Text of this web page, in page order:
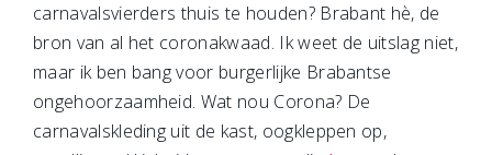
carnavalsvierders thuis te houden? Brabant hè, de
bron van al het coronakwaad. Ik weet de uitslag niet,
maar ik ben bang voor burgerlijke Brabantse
ongehoorzaamheid. Wat nou Corona? De
carnavalskleding uit de kast, oogkleppen op,